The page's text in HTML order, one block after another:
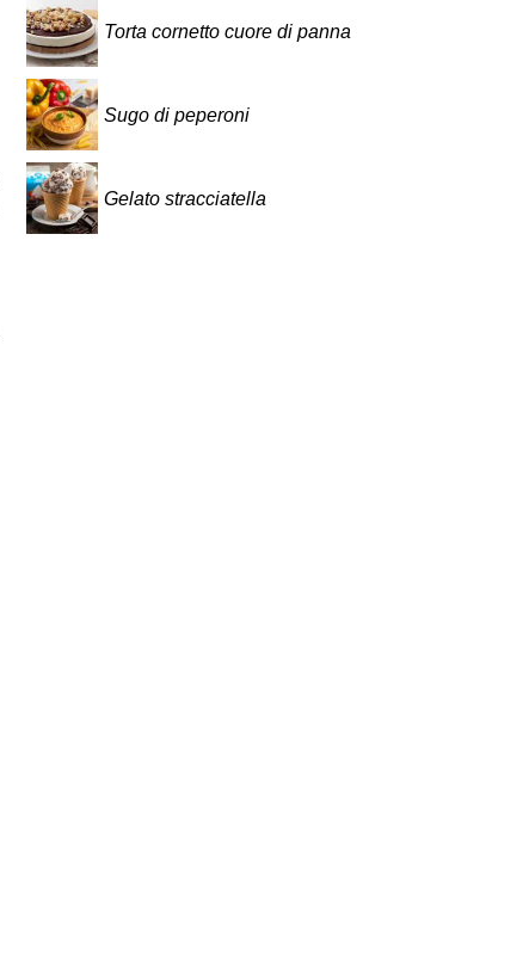
Torta cornetto cuore di panna
Sugo di peperoni
Gelato stracciatella